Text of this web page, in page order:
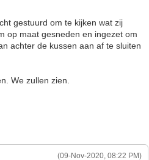
gestuurd om te kijken wat zij
op maat gesneden en ingezet om
achter de kussen aan af te sluiten
We zullen zien.
(09-Nov-2020, 08:22 PM)